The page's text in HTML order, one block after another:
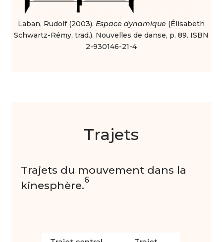
Laban, Rudolf (2003). Espace dynamique (Élisabeth
Schwartz-Rémy, trad.). Nouvelles de danse, p. 89. ISBN
2-930146-21-4
Trajets
Trajets du mouvement dans la
kinesphère.6